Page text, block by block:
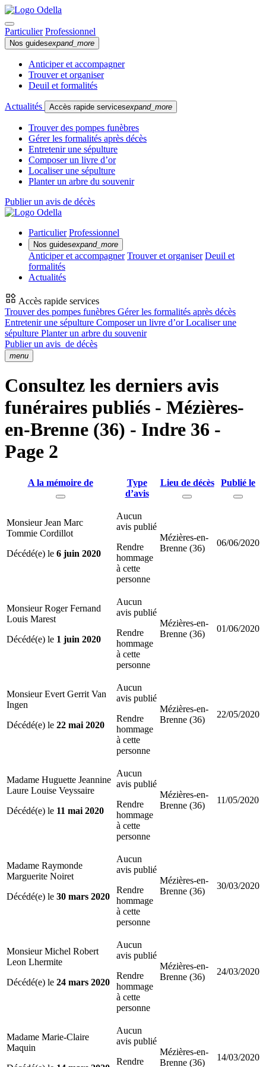
Particulier Professionnel
Nos guidesexpand_more
Anticiper et accompagner
Trouver et organiser
Deuil et formalités
Actualités Accès rapide servicesexpand_more
Trouver des pompes funèbres
Gérer les formalités après décès
Entretenir une sépulture
Composer un livre d’or
Localiser une sépulture
Planter un arbre du souvenir
Publier un avis de décès
Particulier Professionnel
Nos guidesexpand_more
Anticiper et accompagner Trouver et organiser Deuil et
formalités
Actualités
Accès rapide services
Trouver des pompes funèbres Gérer les formalités après décès
Entretenir une sépulture Composer un livre d’orLocaliser une
sépulture Planter un arbre du souvenir
Publier un avis de décès
menu
Consultez les derniers avis
funéraires publiés - Mézières-
en-Brenne (36) - Indre 36 -
Page 2
A la mémoire de
Type
d’avis
Lieu de décès Publié le
Monsieur Jean Marc
Tommie Cordillot
Décédé(e) le 6 juin 2020
Aucun
avis publié
Rendre
hommage
à cette
personne
Mézières-en-
Brenne (36)
06/06/2020
Monsieur Roger Fernand
Louis Marest
Décédé(e) le 1 juin 2020
Aucun
avis publié
Rendre
hommage
à cette
personne
Mézières-en-
Brenne (36)
01/06/2020
Monsieur Evert Gerrit Van
Ingen
Décédé(e) le 22 mai 2020
Aucun
avis publié
Rendre
hommage
à cette
personne
Mézières-en-
Brenne (36)
22/05/2020
Madame Huguette Jeannine
Laure Louise Veyssaire
Décédé(e) le 11 mai 2020
Aucun
avis publié
Rendre
hommage
à cette
personne
Mézières-en-
Brenne (36)
11/05/2020
Madame Raymonde
Marguerite Noiret
Décédé(e) le 30 mars 2020
Aucun
avis publié
Rendre
hommage
à cette
personne
Mézières-en-
Brenne (36)
30/03/2020
Monsieur Michel Robert
Leon Lhermite
Décédé(e) le 24 mars 2020
Aucun
avis publié
Rendre
hommage
à cette
personne
Mézières-en-
Brenne (36)
24/03/2020
Madame Marie-Claire
Maquin
Aucun
avis publié
Rendre
Mézières-en-
Brenne (36)
14/03/2020